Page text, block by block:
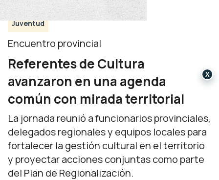
Juventud
Encuentro provincial
Referentes de Cultura
avanzaron en una agenda
común con mirada territorial
La jornada reunió a funcionarios provinciales,
delegados regionales y equipos locales para
fortalecer la gestión cultural en el territorio
y proyectar acciones conjuntas como parte
del Plan de Regionalización.
X